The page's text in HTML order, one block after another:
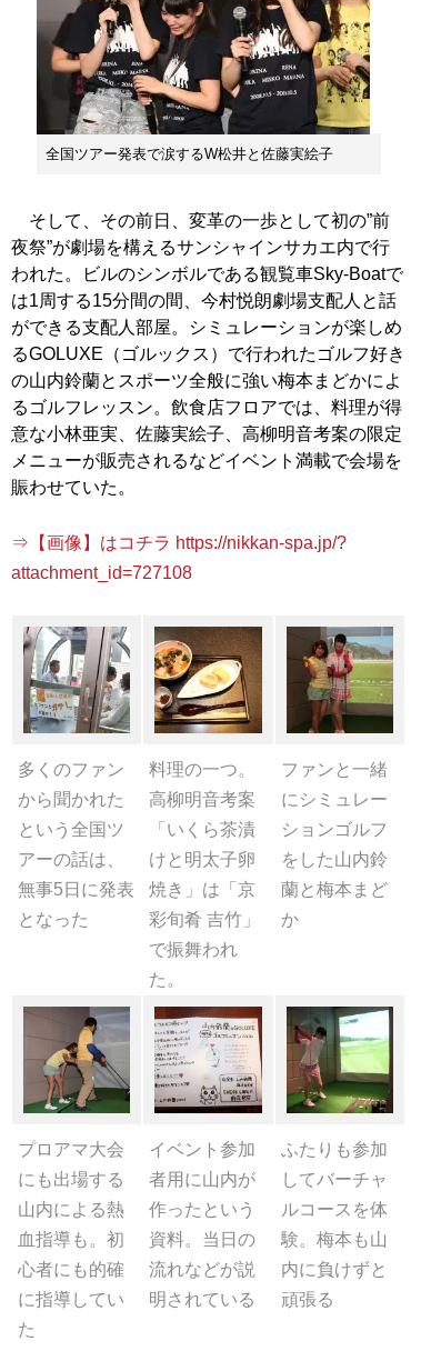
全国ツアー発表で涙するW松井と佐藤実絵子
そして、その前日、変革の一歩として初の”前
夜祭”が劇場を構えるサンシャインサカエ内で行
われた。ビルのシンボルである観覧車Sky-Boatで
は1周する15分間の間、今村悦朗劇場支配人と話
ができる支配人部屋。シミュレーションが楽しめ
るGOLUXE（ゴルックス）で行われたゴルフ好き
の山内鈴蘭とスポーツ全般に強い梅本まどかによ
るゴルフレッスン。飲食店フロアでは、料理が得
意な小林亜実、佐藤実絵子、高柳明音考案の限定
メニューが販売されるなどイベント満載で会場を
賑わせていた。
⇒【画像】はコチラ https://nikkan-spa.jp/?
attachment_id=727108
多くのファン
から聞かれた
という全国ツ
アーの話は、
無事5日に発表
となった
料理の一つ。
高柳明音考案
「いくら茶漬
けと明太子卵
焼き」は「京
彩旬肴 吉竹」
で振舞われ
た。
ファンと一緒
にシミュレー
ションゴルフ
をした山内鈴
蘭と梅本まど
か
プロアマ大会
にも出場する
山内による熱
血指導も。初
心者にも的確
に指導してい
た
イベント参加
者用に山内が
作ったという
資料。当日の
流れなどが説
明されている
ふたりも参加
してバーチャ
ルコースを体
験。梅本も山
内に負けずと
頑張る